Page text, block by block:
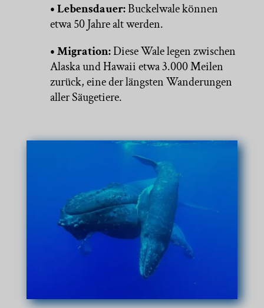
• Lebensdauer:Buckelwale können
etwa 50 Jahre alt werden.
• Migration:Diese Wale legen zwischen
Alaska und Hawaii etwa 3.000 Meilen
zurück, eine der längsten Wanderungen
aller Säugetiere.